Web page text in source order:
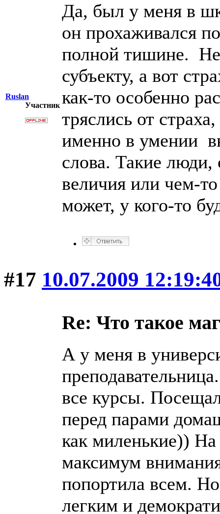
Ruslan
Участник
Да, был у меня в
он прохаживался
полной тишине.
субъекту, а вот
как-то особенно
тряслись от
именно в умении
слова. Такие люди,
величия или чем-
может, у кого-то
#17 10.07.2009
Re: Что такое
А у меня в
все курсы.
перед парами
как миленькие))
максимум
попортила всем.
легким и